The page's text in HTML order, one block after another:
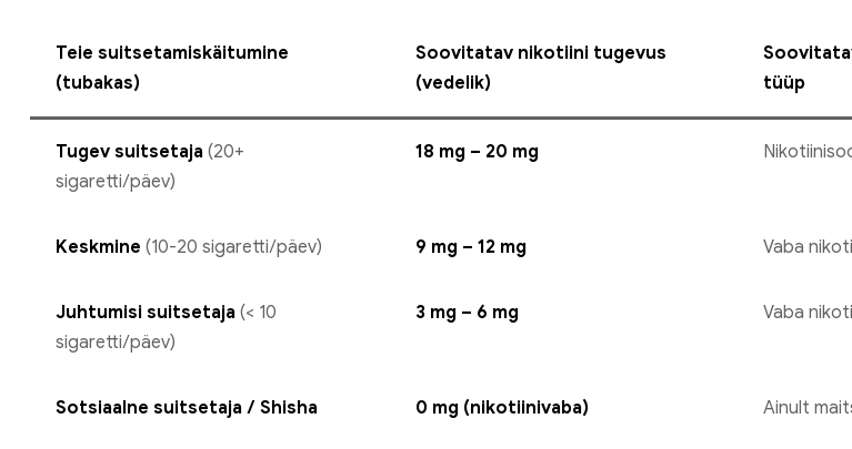
Teie suitsetamiskäitumine
(tubakas)
Soovitatav nikotiini tugevus
(vedelik)
tüüp
Tugev suitsetaja(20+
sigaretti/päev)
18 mg – 20 mg
Keskmine (10-20 sigaretti/päev) 9 mg – 12 mg Vaba
Juhtumisi suitsetaja(< 10
sigaretti/päev)
3 mg – 6 mg Vaba
Sotsiaalne suitsetaja / Shisha 0 mg (nikotiinivaba) Ainult